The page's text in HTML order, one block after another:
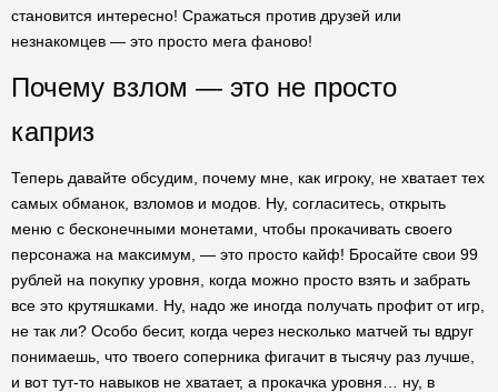
становится интересно! Сражаться против друзей или
незнакомцев — это просто мега фаново!
Почему взлом — это не просто
каприз
Теперь давайте обсудим, почему мне, как игроку, не хватает тех
самых обманок, взломов и модов. Ну, согласитесь, открыть
меню с бесконечными монетами, чтобы прокачивать своего
персонажа на максимум, — это просто кайф! Бросайте свои 99
рублей на покупку уровня, когда можно просто взять и забрать
все это крутяшками. Ну, надо же иногда получать профит от игр,
не так ли? Особо бесит, когда через несколько матчей ты вдруг
понимаешь, что твоего соперника фигачит в тысячу раз лучше,
и вот тут-то навыков не хватает, а прокачка уровня… ну, в